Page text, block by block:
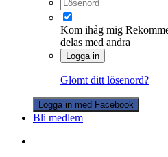
Kom ihåg mig
delas med andra
Logga in
Glömt ditt lösenord?
Logga in med Facebook
Bli medlem